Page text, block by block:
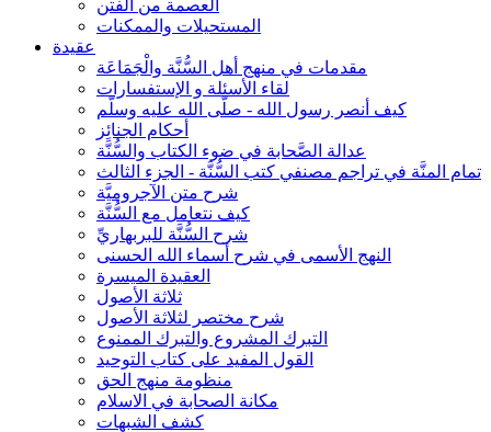
العصمة من الفتن
المستحيلات والممكنات
عقيدة
مقدمات في منهج أهل السُّنَّة والْجَمَاعَة
لقاء الأسئلة و الإستفسارات
كيف أنصر رسول الله - صلّى الله عليه وسلّم
أحكام الجنائِز
عدالة الصَّحابة في ضوء الكتاب والسُّنَّة
تمام المنَّة في تراجم مصنفي كتب السُّنَّة - الجزء الثالث
شرح متن الآجروميَّة
كيف نتعامل مع السُّنَّة
شرح السُّنَّة للبربهاريِّ
النهج الأسمى في شرح أسماء الله الحسنى
العقيدة الميسرة
ثلاثة الأصول
شرح مختصر لثلاثة الأصول
التبرك المشروع والتبرك الممنوع
القول المفيد على كتاب التوحيد
منظومة منهج الحق
مكانة الصحابة في الاسلام
كشف الشبهات